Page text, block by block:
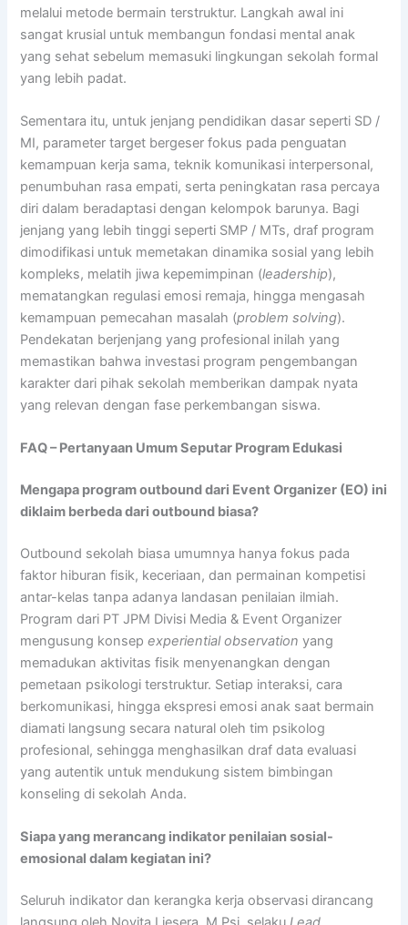
melalui metode bermain terstruktur. Langkah awal ini
sangat krusial untuk membangun fondasi mental anak
yang sehat sebelum memasuki lingkungan sekolah formal
yang lebih padat.
Sementara itu, untuk jenjang pendidikan dasar seperti SD /
MI, parameter target bergeser fokus pada penguatan
kemampuan kerja sama, teknik komunikasi interpersonal,
penumbuhan rasa empati, serta peningkatan rasa percaya
diri dalam beradaptasi dengan kelompok barunya. Bagi
jenjang yang lebih tinggi seperti SMP / MTs, draf program
dimodifikasi untuk memetakan dinamika sosial yang lebih
kompleks, melatih jiwa kepemimpinan (leadership),
mematangkan regulasi emosi remaja, hingga mengasah
kemampuan pemecahan masalah (problem solving).
Pendekatan berjenjang yang profesional inilah yang
memastikan bahwa investasi program pengembangan
karakter dari pihak sekolah memberikan dampak nyata
yang relevan dengan fase perkembangan siswa.
FAQ – Pertanyaan Umum Seputar Program Edukasi
Mengapa program outbound dari Event Organizer (EO) ini
diklaim berbeda dari outbound biasa?
Outbound sekolah biasa umumnya hanya fokus pada
faktor hiburan fisik, keceriaan, dan permainan kompetisi
antar-kelas tanpa adanya landasan penilaian ilmiah.
Program dari PT JPM Divisi Media & Event Organizer
mengusung konsepexperiential observation yang
memadukan aktivitas fisik menyenangkan dengan
pemetaan psikologi terstruktur. Setiap interaksi, cara
berkomunikasi, hingga ekspresi emosi anak saat bermain
diamati langsung secara natural oleh tim psikolog
profesional, sehingga menghasilkan draf data evaluasi
yang autentik untuk mendukung sistem bimbingan
konseling di sekolah Anda.
Siapa yang merancang indikator penilaian sosial-
emosional dalam kegiatan ini?
Seluruh indikator dan kerangka kerja observasi dirancang